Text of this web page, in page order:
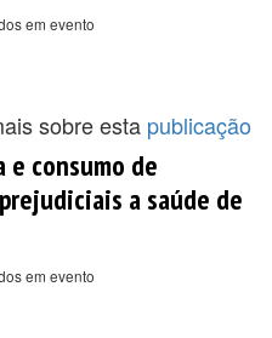
em evento
sobre esta publicação
consumo de
a saúde de
em evento